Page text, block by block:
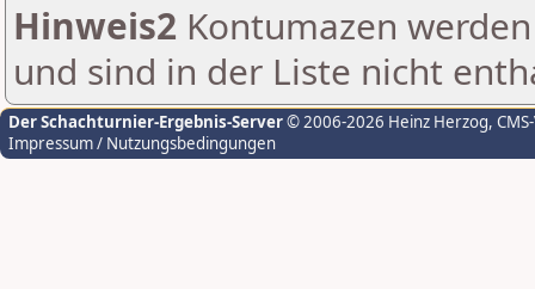
Hinweis2 Kontumazen
und sind in der Liste nicht
Der Schachturnier-Ergebnis-Server© 2006-2026 Heinz Herzog,
Impressum / Nutzungsbedingungen